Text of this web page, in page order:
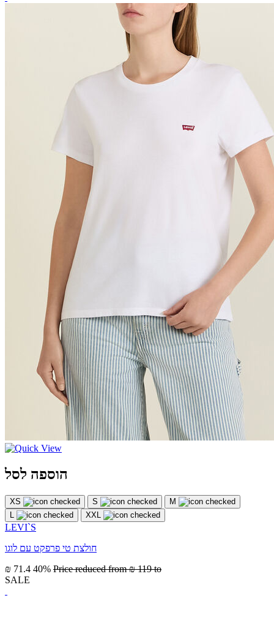
הוספה לסל
XS S
M
XXL
LEVI`S
חולצת טי פרפקט עם לוגו
₪ 71.4 40% Price reduced from₪ 119 to
SALE